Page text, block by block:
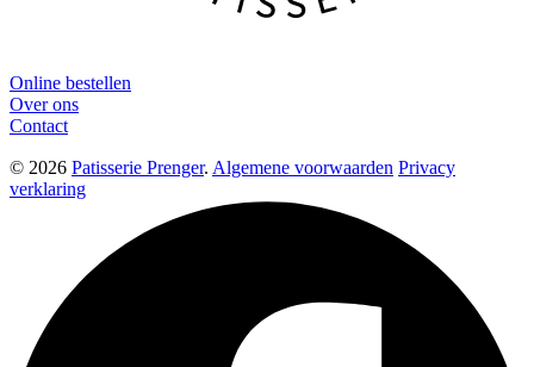
Online bestellen
Over ons
Contact
© 2026 Patisserie Prenger. Algemene voorwaarden Privacy
verklaring